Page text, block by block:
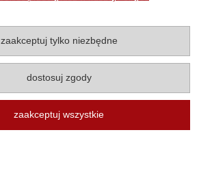
O nas
Dominik Filipowicz FIDO 2019
Ptaszkowa 842, 33-333 Ptaszkowa
zaakceptuj tylko niezbędne
dostosuj zgody
zaakceptuj wszystkie